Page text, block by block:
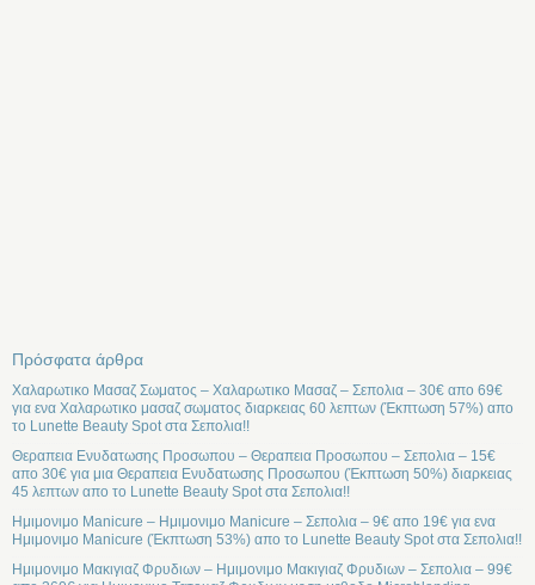
Πρόσφατα άρθρα
Χαλαρωτικο Μασαζ Σωματος – Χαλαρωτικο Μασαζ – Σεπολια – 30€ απο 69€
για ενα Χαλαρωτικο μασαζ σωματος διαρκειας 60 λεπτων (Έκπτωση 57%) απο
το Lunette Beauty Spot στα Σεπολια!!
Θεραπεια Ενυδατωσης Προσωπου – Θεραπεια Προσωπου – Σεπολια – 15€
απο 30€ για μια Θεραπεια Ενυδατωσης Προσωπου (Έκπτωση 50%) διαρκειας
45 λεπτων απο το Lunette Beauty Spot στα Σεπολια!!
Ημιμονιμο Manicure – Ημιμονιμο Manicure – Σεπολια – 9€ απο 19€ για ενα
Ημιμονιμο Manicure (Έκπτωση 53%) απο το Lunette Beauty Spot στα Σεπολια!!
Ημιμονιμο Μακιγιαζ Φρυδιων – Ημιμονιμο Μακιγιαζ Φρυδιων – Σεπολια – 99€